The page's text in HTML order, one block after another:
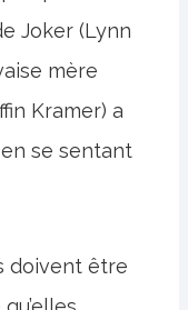
Joker (Lynn
mère
Kramer) a
se sentant
doivent être